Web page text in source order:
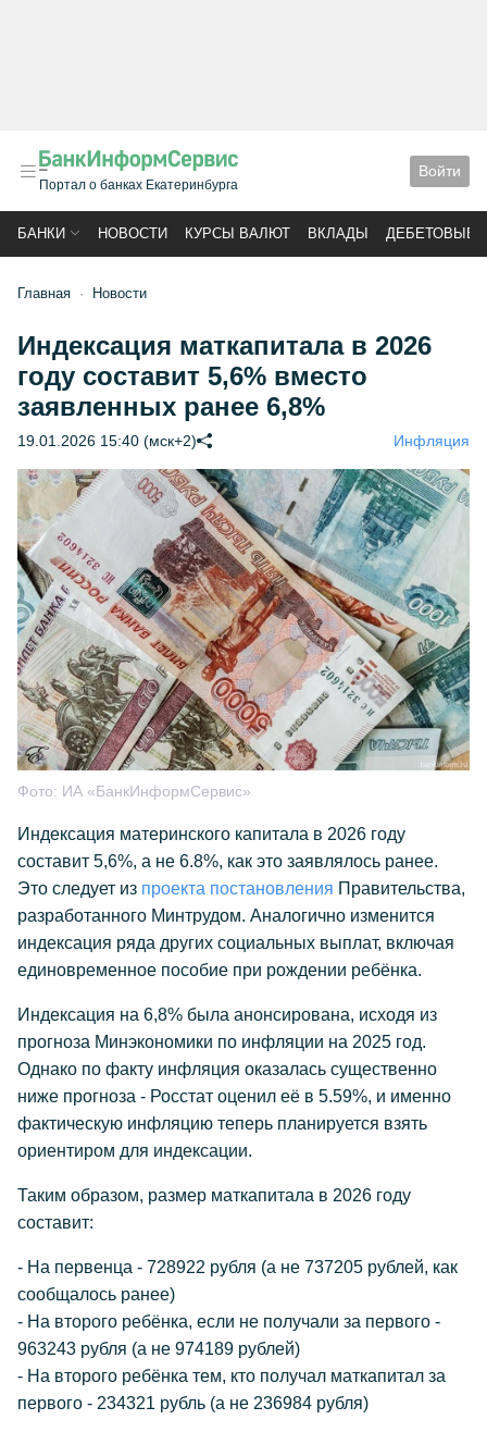
Портал о банках Екатеринбурга
Войти
БАНКИ НОВОСТИ КУРСЫ ВАЛЮТ ВКЛАДЫ ДЕБЕТОВЫЕ
Главная Новости
Индексация маткапитала в 2026
году составит 5,6% вместо
заявленных ранее 6,8%
19.01.2026 15:40 (мск+2) Инфляция
Фото: ИА «БанкИнформСервис»
Индексация материнского капитала в 2026 году
составит 5,6%, а не 6.8%, как это заявлялось ранее.
Это следует из проекта постановления Правительства,
разработанного Минтрудом. Аналогично изменится
индексация ряда других социальных выплат, включая
единовременное пособие при рождении ребёнка.
Индексация на 6,8% была анонсирована, исходя из
прогноза Минэкономики по инфляции на 2025 год.
Однако по факту инфляция оказалась существенно
ниже прогноза - Росстат оценил её в 5.59%, и именно
фактическую инфляцию теперь планируется взять
ориентиром для индексации.
Таким образом, размер маткапитала в 2026 году
составит:
- На первенца - 728922 рубля (а не 737205 рублей, как
сообщалось ранее)
- На второго ребёнка, если не получали за первого -
963243 рубля (а не 974189 рублей)
- На второго ребёнка тем, кто получал маткапитал за
первого - 234321 рубль (а не 236984 рубля)